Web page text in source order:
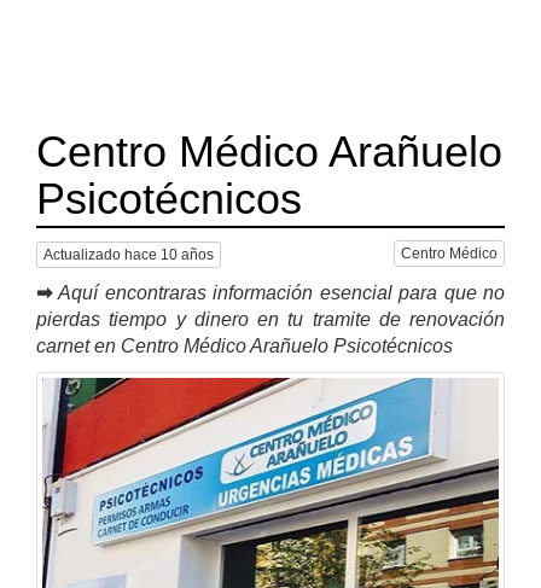
Centro Médico Arañuelo
Psicotécnicos
Actualizado hace 10 años Centro Médico
➡ Aquí encontraras información esencial para que no
pierdas tiempo y dinero en tu tramite de renovación
carnet en Centro Médico Arañuelo Psicotécnicos